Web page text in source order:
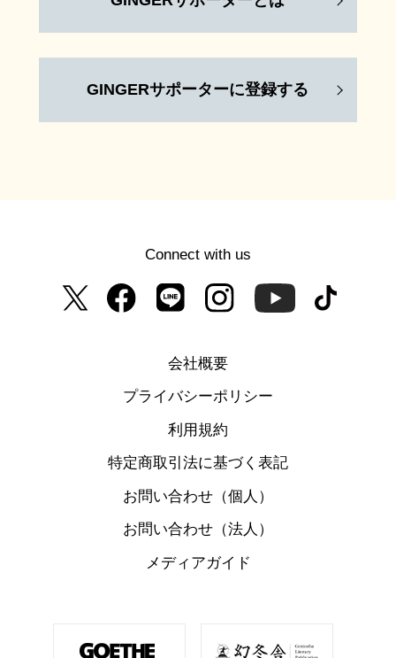
GINGERサポーターに登録する
Connect with us
会社概要
プライバシーポリシー
利用規約
特定商取引法に基づく表記
お問い合わせ（個人）
お問い合わせ（法人）
メディアガイド